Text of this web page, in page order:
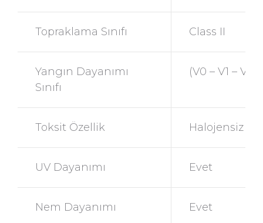
Topraklama Sınıfı Class II
Yangın Dayanımı
Sınıfı
(V0 – V1 –
Toksit Özellik Halojensiz
UV Dayanımı Evet
Nem Dayanımı Evet